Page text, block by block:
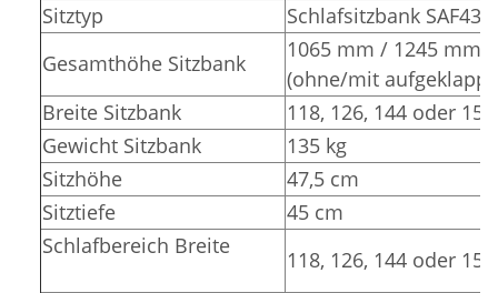
Sitztyp
Schlafsitzbank SAF43
Gesamthöhe Sitzbank
1065 mm / 1245 mm
(ohne/mit
Breite Sitzbank
118, 126, 144 oder
Gewicht Sitzbank
135 kg
Sitzhöhe
47,5 cm
Sitztiefe
45 cm
Schlafbereich Breite
118, 126, 144 oder